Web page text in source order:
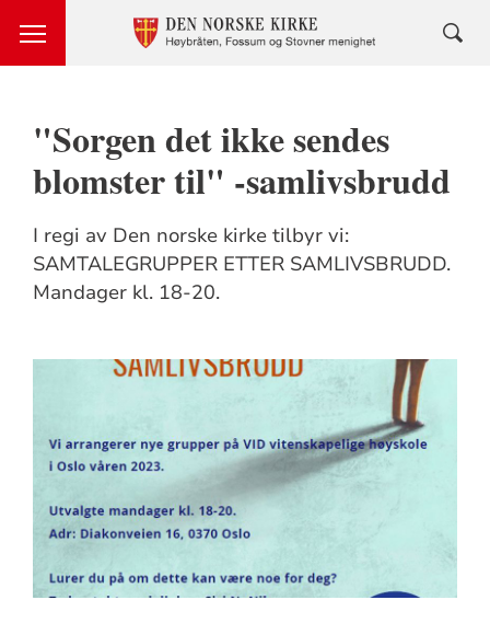
"Sorgen det ikke sendes
blomster til" -samlivsbrudd
I regi av Den norske kirke tilbyr vi:
SAMTALEGRUPPER ETTER SAMLIVSBRUDD.
Mandager kl. 18-20.